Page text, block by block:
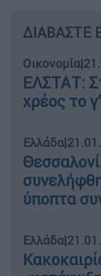
ΔΙΑΒΑΣΤΕ
Οικονομία|
ΕΛΣΤΑΤ:
χρέος το
Ελλάδα|
ύποπτα
Ελλάδα|